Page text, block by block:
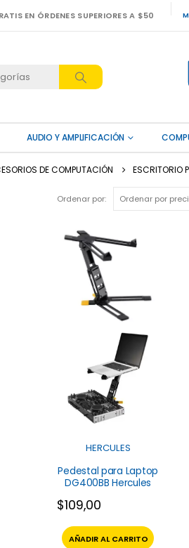
EN ÓRDENES SUPERIORES A $50
AUDIO Y AMPLIFICACIÓN
DE COMPUTACIÓN ESCRITORIO
Ordenar por:
HERCULES
Pedestal para Laptop
DG400BB Hercules
$109,00
AÑADIR AL CARRITO